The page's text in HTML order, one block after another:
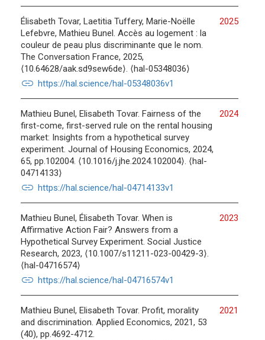
2025
Élisabeth Tovar, Laetitia Tuffery, Marie-Noëlle
Lefebvre, Mathieu Bunel. Accès au logement : la
couleur de peau plus discriminante que le nom.
The Conversation France, 2025,
⟨10.64628/aak.sd9sew6de⟩. ⟨hal-05348036⟩
link https://hal.science/hal-05348036v1
2024
Mathieu Bunel, Elisabeth Tovar. Fairness of the
first-come, first-served rule on the rental housing
market: Insights from a hypothetical survey
experiment. Journal of Housing Economics, 2024,
65, pp.102004. ⟨10.1016/j.jhe.2024.102004⟩. ⟨hal-
04714133⟩
link https://hal.science/hal-04714133v1
2023
Mathieu Bunel, Élisabeth Tovar. When is
Affirmative Action Fair? Answers from a
Hypothetical Survey Experiment. Social Justice
Research, 2023, ⟨10.1007/s11211-023-00429-3⟩.
⟨hal-04716574⟩
link https://hal.science/hal-04716574v1
2021
Mathieu Bunel, Elisabeth Tovar. Profit, morality
and discrimination. Applied Economics, 2021, 53
(40), pp.4692-4712.